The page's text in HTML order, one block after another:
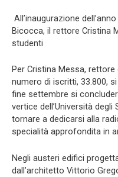
All’inaugurazione
Bicocca, il rettore Cristina
studenti
Per Cristina Messa,
numero di iscritti, 33.800,
fine settembre si
vertice dell’Università
tornare a dedicarsi alla
specialità approfondita in
Negli austeri edifici
dall’architetto Vittorio